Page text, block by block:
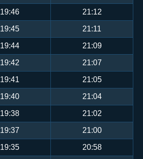
19:46 21:12
19:45 21:11
19:44 21:09
19:42 21:07
19:41 21:05
19:40 21:04
19:38 21:02
19:37 21:00
19:35 20:58